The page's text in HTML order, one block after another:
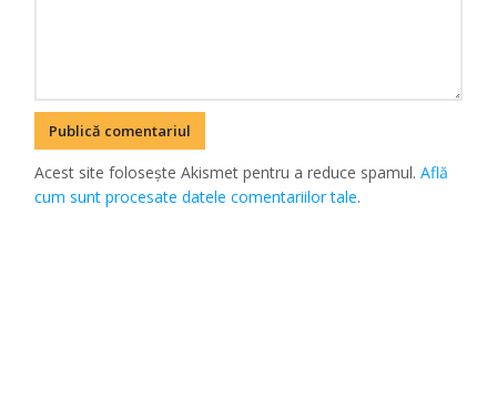
Acest site folosește Akismet pentru a reduce spamul.Află
cum sunt procesate datele comentariilor tale.